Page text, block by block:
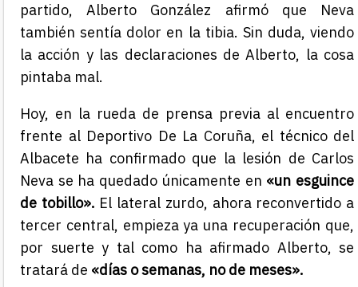
partido, Alberto González afirmó que Neva
también sentía dolor en la tibia. Sin duda, viendo
la acción y las declaraciones de Alberto, la cosa
pintaba mal.
Hoy, en la rueda de prensa previa al encuentro
frente al Deportivo De La Coruña, el técnico del
Albacete ha confirmado que la lesión de Carlos
Neva se ha quedado únicamente en «un esguince
de tobillo». El lateral zurdo, ahora reconvertido a
tercer central, empieza ya una recuperación que,
por suerte y tal como ha afirmado Alberto, se
tratará de «días o semanas, no de meses».